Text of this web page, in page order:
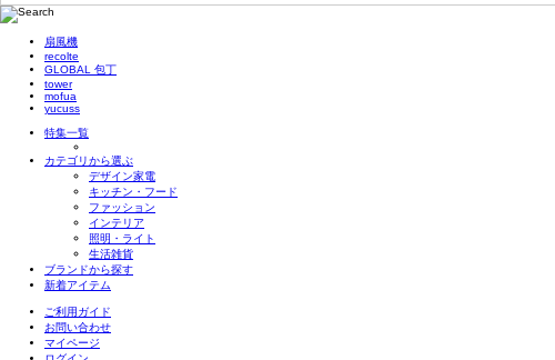
扇風機
recolte
GLOBAL 包丁
tower
mofua
yucuss
特集一覧
カテゴリから選ぶ
デザイン家電
キッチン・フード
ファッション
インテリア
照明・ライト
生活雑貨
ブランドから探す
新着アイテム
ご利用ガイド
お問い合わせ
マイページ